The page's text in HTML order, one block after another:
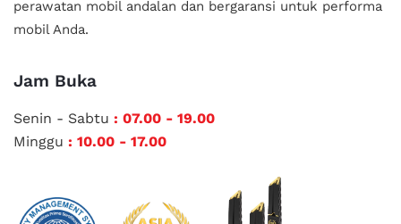
perawatan mobil andalan dan bergaransi untuk performa
mobil Anda.
Jam Buka
Senin - Sabtu : 07.00 - 19.00
Minggu : 10.00 - 17.00